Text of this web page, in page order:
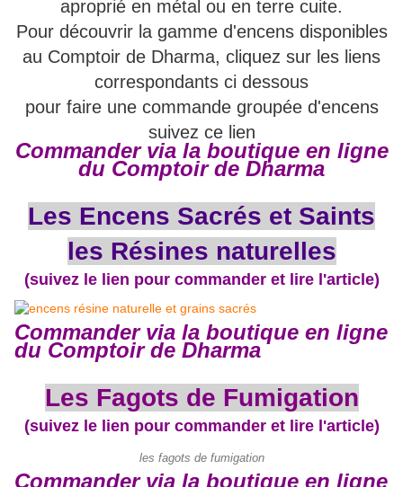
aproprié en métal ou en terre cuite.
Pour découvrir la gamme d'encens disponibles
au Comptoir de Dharma, cliquez sur les liens
correspondants ci dessous
pour faire une commande groupée d'encens
suivez ce lien
Commander via la boutique en ligne
du Comptoir de Dharma
Les Encens Sacrés et Saints
les Résines naturelles
(suivez le lien pour commander et lire l'article)
Commander via la boutique en ligne
du Comptoir de Dharma
Les Fagots de Fumigation
(suivez le lien pour commander et lire l'article)
les fagots de fumigation
Commander via la boutique en ligne